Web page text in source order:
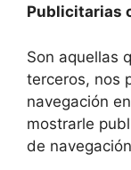
Publicitarias
Son aquellas
terceros, nos
navegación
mostrarle
de